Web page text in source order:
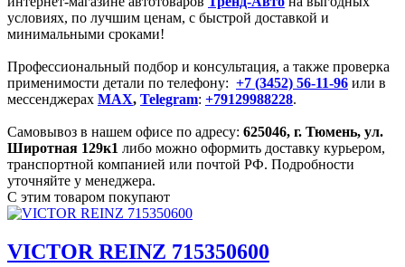
условиях, по лучшим ценам, с быстрой доставкой и
минимальными сроками!
Профессиональный подбор и консультация, а также проверка
применимости детали по телефону: +7 (3452) 56-11-96 или в
мессенджерах MAX, Telegram: +79129988228.
Самовывоз в нашем офисе по адресу: 625046, г. Тюмень, ул.
Широтная 129к1 либо можно оформить доставку курьером,
транспортной компанией или почтой РФ. Подробности
уточняйте у менеджера.
С этим товаром покупают
VICTOR REINZ 715350600